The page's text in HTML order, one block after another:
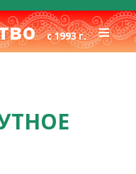
с 1993 г.≡